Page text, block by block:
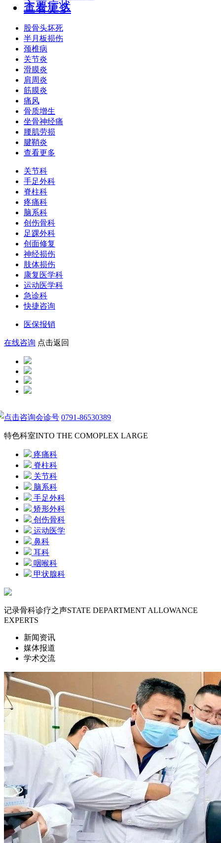
主要症状
查看更多
股骨头坏死
半月板损伤
颈椎病
关节炎
滑膜炎
肩周炎
筋膜炎
痛风
骨质增生
坐骨神经痛
腰肌劳损
腱鞘炎
查看更多
关节科
手足外科
脊柱科
疼痛科
脑系科
创伤骨科
足踝外科
创面修复
神经损伤
肢体损伤
康复医学科
运动医学科
急诊科
快捷咨询
医保报销
在线咨询 点击返回
点击咨询会诊号 0791-86530389
特色科室INTO THE COMOPLEX LARGE
疼痛科
脊柱科
关节科
脑系科
手足外科
矫形外科
创伤骨科
运动医学
鼻科
耳科
咽喉科
甲状腺科
记录骨科诊疗之声STATE DEPARTMENT ALLOWANCE
EXPERTS
新闻资讯
媒体报道
学术交流